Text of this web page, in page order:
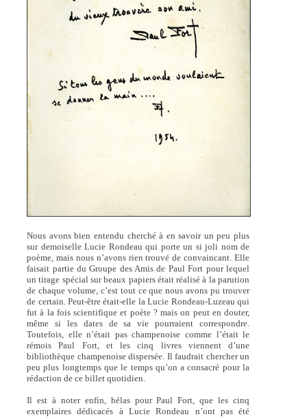
Nous avons bien entendu cherché à en savoir un peu plus
sur demoiselle Lucie Rondeau qui porte un si joli nom de
poème, mais nous n’avons rien trouvé de convaincant. Elle
faisait partie du Groupe des Amis de Paul Fort pour lequel
un tirage spécial sur beaux papiers était réalisé à la parution
de chaque volume, c’est tout ce que nous avons pu trouver
de certain. Peut-être était-elle la Lucie Rondeau-Luzeau qui
fut à la fois scientifique et poète ? mais on peut en douter,
même si les dates de sa vie pourraient correspondre.
Toutefois, elle n’était pas champenoise comme l’était le
rémois Paul Fort, et les cinq livres viennent d’une
bibliothèque champenoise dispersée. Il faudrait chercher un
peu plus longtemps que le temps qu’on a consacré pour la
rédaction de ce billet quotidien.
Il est à noter enfin, hélas pour Paul Fort, que les cinq
exemplaires dédicacés à Lucie Rondeau n’ont pas été